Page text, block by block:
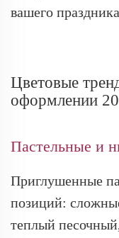
вашего
Цветовые
оформлении
Пастельные и
Приглушенные
позиций:
теплый